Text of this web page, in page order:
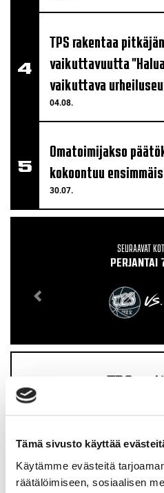
Tämä sivusto käyttää
Käytämme evästeitä
räätälöimiseen, sosiaalisen
04.08.
TPS rakentaa
vaikuttavuutta
vaikuttava
30.07.
Omatoimijakso
kokoontuu
SEURAAVAT
PERJANTAI
VS.
TPS